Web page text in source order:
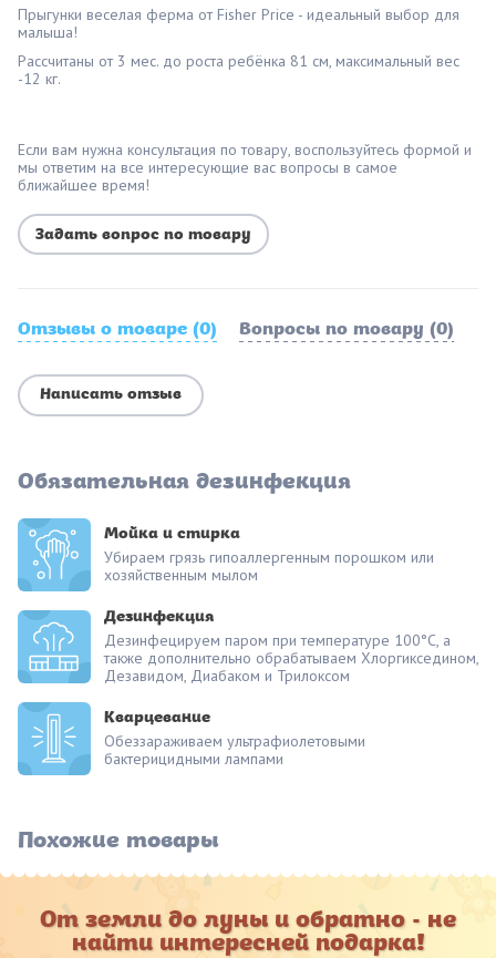
Прыгунки веселая ферма от Fisher Price - идеальный выбор для
малыша!
Рассчитаны от 3 мес. до роста ребёнка 81 см, максимальный вес
-12 кг.
Если вам нужна консультация по товару, воспользуйтесь формой и
мы ответим на все интересующие вас вопросы в самое
ближайшее время!
Задать вопрос по товару
Отзывы о товаре (0) Вопросы по товару (0)
Написать отзыв
Обязательная дезинфекция
Мойка и стирка
Убираем грязь гипоаллергенным порошком или
хозяйственным мылом
Дезинфекция
Дезинфецируем паром при температуре 100°С, а
также дополнительно обрабатываем Хлоргикседином,
Дезавидом, Диабаком и Трилоксом
Кварцевание
Обеззараживаем ультрафиолетовыми
бактерицидными лампами
Похожие товары
От земли до луны и обратно - не
найти интересней подарка!